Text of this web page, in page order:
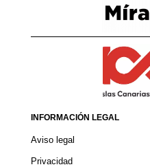
INFORMACIÓN LEGAL
Aviso legal
Privacidad